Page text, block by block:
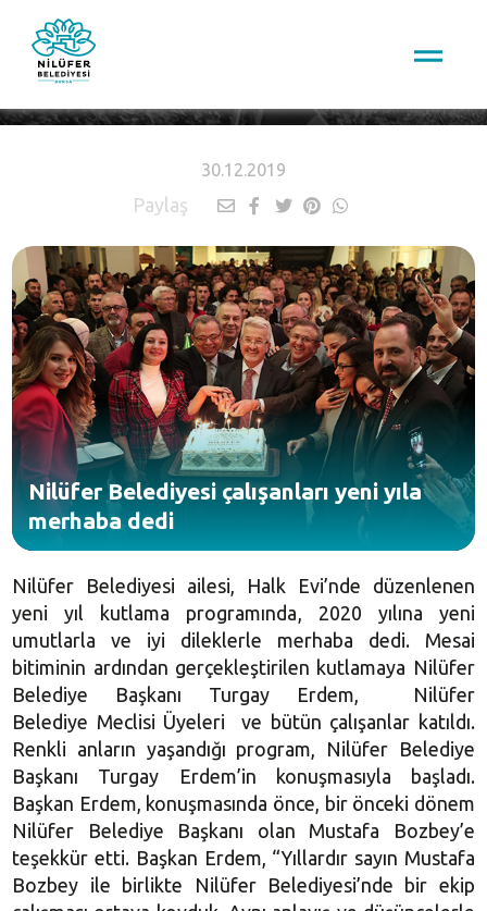
30.12.2019
Paylaş
Nilüfer Belediyesi çalışanları yeni yıla
merhaba dedi
Nilüfer Belediyesi ailesi, Halk Evi’nde düzenlenen
yeni yıl kutlama programında, 2020 yılına yeni
umutlarla ve iyi dileklerle merhaba dedi. Mesai
bitiminin ardından gerçekleştirilen kutlamaya Nilüfer
Belediye Başkanı Turgay Erdem, Nilüfer
Belediye Meclisi Üyeleri ve bütün çalışanlar katıldı.
Renkli anların yaşandığı program, Nilüfer Belediye
Başkanı Turgay Erdem’in konuşmasıyla başladı.
Başkan Erdem, konuşmasında önce, bir önceki dönem
Nilüfer Belediye Başkanı olan Mustafa Bozbey’e
teşekkür etti. Başkan Erdem, “Yıllardır sayın Mustafa
Bozbey ile birlikte Nilüfer Belediyesi’nde bir ekip